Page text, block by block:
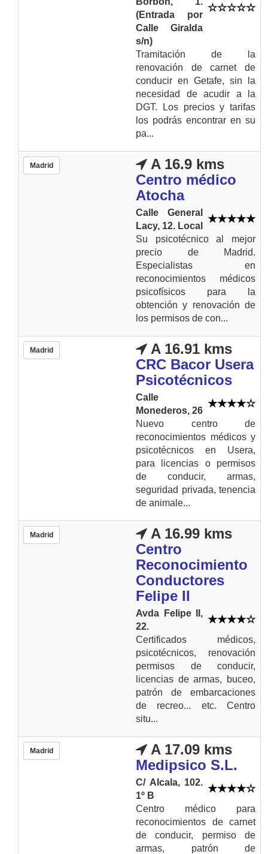
(Entrada por
Calle Giralda
s/n)
Tramitación de la
renovación de carnet de
conducir en Getafe, sin la
necesidad de acudir a la
DGT. Los precios y tarifas
los podrás encontrar en su
pa...
Madrid
A 16.9 kms
Centro médico
Atocha
Calle General
Lacy, 12. Local
Su psicotécnico al mejor
precio de Madrid.
Especialistas en
reconocimientos médicos
psicofísicos para la
obtención y renovación de
los permisos de con...
Madrid
A 16.91 kms
CRC Bacor Usera
Psicotécnicos
Calle
Monederos, 26
Nuevo centro de
reconocimientos médicos y
psicotécnicos en Usera,
para licencias o permisos
de conducir, armas,
seguridad privada, tenencia
de animale...
Madrid
A 16.99 kms
Centro
Reconocimiento
Conductores
Felipe II
Avda Felipe II,
22.
Certificados médicos,
psicotécnicos, renovación
permisos de conducir,
licencias de armas, buceo,
patrón de embarcaciones
de recreo... etc. Centro
situ...
Madrid
A 17.09 kms
Medipsico S.L.
C/ Alcala, 102.
1º B
Centro médico para
reconocimientos de carnet
de conducir, permiso de
armas, patrón de